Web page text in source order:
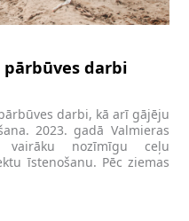
darbi
darbi, kā arī gājēju
2023. gadā Valmieras
vairāku nozīmīgu ceļu
īstenošanu. Pēc ziemas